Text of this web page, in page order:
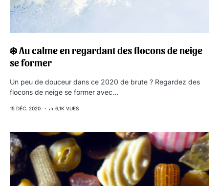
❄️ Au calme en regardant des flocons de neige
se former
Un peu de douceur dans ce 2020 de brute ? Regardez des
flocons de neige se former avec…
15 DÉC. 2020 6,1K VUES